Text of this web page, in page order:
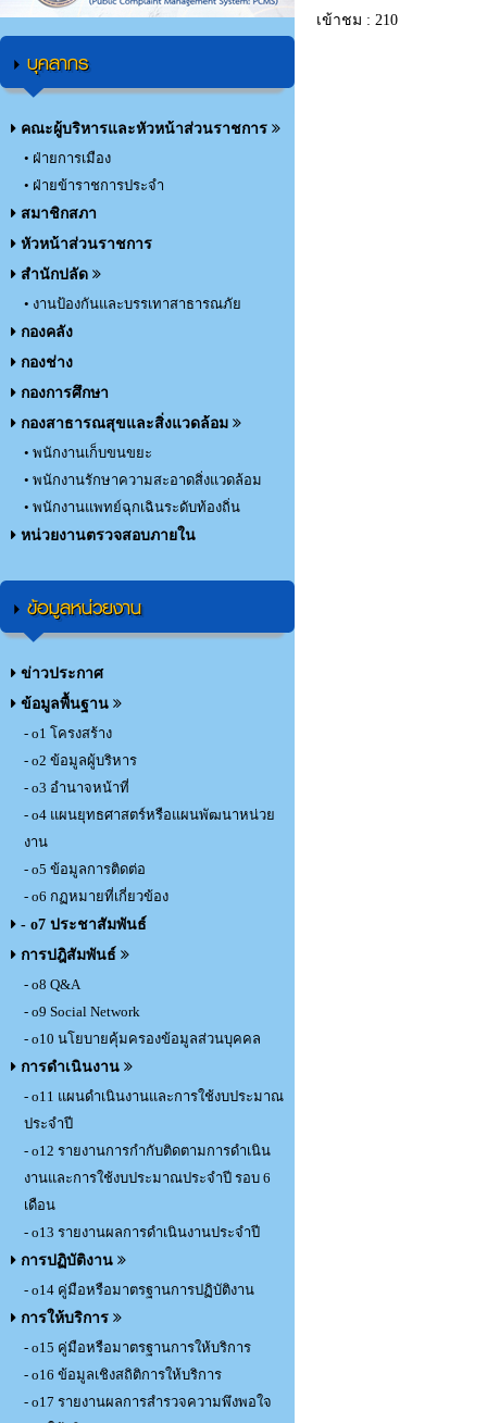
บุคลากร
คณะผู้บริหารและหัวหน้าส่วนราชการ
• ฝ่ายการเมือง
• ฝ่ายข้าราชการประจำ
สมาชิกสภา
หัวหน้าส่วนราชการ
สำนักปลัด
• งานป้องกันและบรรเทาสาธารณภัย
กองคลัง
กองช่าง
กองการศึกษา
กองสาธารณสุขและสิ่งแวดล้อม
• พนักงานเก็บขนขยะ
• พนักงานรักษาความสะอาดสิ่งแวดล้อม
• พนักงานแพทย์ฉุกเฉินระดับท้องถิ่น
หน่วยงานตรวจสอบภายใน
ข้อมูลหน่วยงาน
ข่าวประกาศ
ข้อมูลพื้นฐาน
- o1 โครงสร้าง
- o2 ข้อมูลผู้บริหาร
- o3 อำนาจหน้าที่
- o4 แผนยุทธศาสตร์หรือแผนพัฒนาหน่วย
งาน
- o5 ข้อมูลการติดต่อ
- o6 กฏหมายที่เกี่ยวข้อง
- o7 ประชาสัมพันธ์
การปฎิสัมพันธ์
- o8 Q&A
- o9 Social Network
- o10 นโยบายคุ้มครองข้อมูลส่วนบุคคล
การดำเนินงาน
- o11 แผนดำเนินงานและการใช้งบประมาณ
ประจำปี
- o12 รายงานการกำกับติดตามการดำเนิน
งานและการใช้งบประมาณประจำปี รอบ 6
เดือน
- o13 รายงานผลการดำเนินงานประจำปี
การปฏิบัติงาน
- o14 คู่มือหรือมาตรฐานการปฏิบัติงาน
การให้บริการ
- o15 คู่มือหรือมาตรฐานการให้บริการ
- o16 ข้อมูลเชิงสถิติการให้บริการ
- o17 รายงานผลการสำรวจความพึงพอใจ
เข้าชม : 210